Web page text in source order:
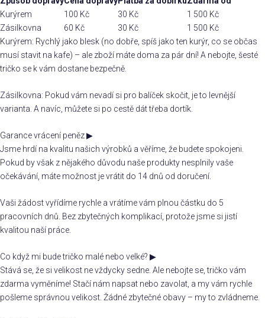
Kurýrem
100 Kč 30 Kč
1 500 Kč
Zásilkovna
60 Kč 30 Kč
1 500 Kč
Kurýrem: Rychlý jako blesk (no dobře, spíš jako ten kurýr, co se občas
musí stavit na kafe) – ale zboží máte doma za pár dní! A nebojte, šesté
tričko se k vám dostane bezpečně.
Zásilkovna: Pokud vám nevadí si pro balíček skočit, je to levnější
varianta. A navíc, můžete si po cestě dát třeba dortík.
Garance vrácení peněz▶
Jsme hrdí na kvalitu našich výrobků a věříme, že budete spokojeni.
Pokud by však z nějakého důvodu naše produkty nesplnily vaše
očekávání, máte možnost je vrátit do 14 dnů od doručení.
Vaši žádost vyřídíme rychle a vrátíme vám plnou částku do 5
pracovních dnů. Bez zbytečných komplikací, protože jsme si jistí
kvalitou naší práce.
Co když mi bude tričko malé nebo velké? ▶
Stává se, že si velikost ne vždycky sedne. Ale nebojte se, tričko vám
zdarma vyměníme! Stačí nám napsat nebo zavolat, a my vám rychle
pošleme správnou velikost. Žádné zbytečné obavy – my to zvládneme.